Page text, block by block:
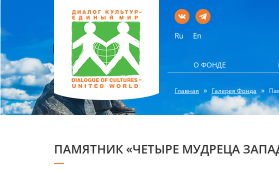
Ru En
О ФОНДЕ
Главная Галерея Фонда
ПАМЯТНИК «ЧЕТЫРЕ МУДРЕЦА